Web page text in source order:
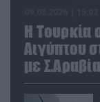
Η Τουρκία
Αιγύπτου
με